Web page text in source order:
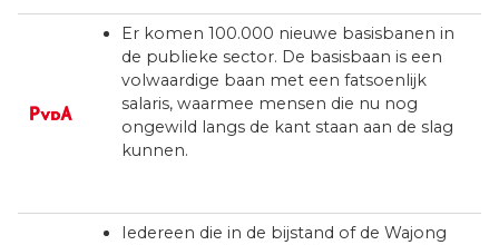
Er komen 100.000 nieuwe basisbanen in
de publieke sector. De basisbaan is een
volwaardige baan met een fatsoenlijk
salaris, waarmee mensen die nu nog
ongewild langs de kant staan aan de slag
kunnen.
Iedereen die in de bijstand of de Wajong